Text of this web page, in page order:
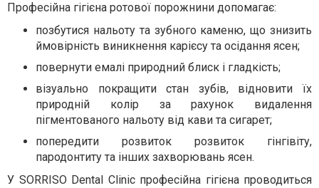
Професійна гігієна ротової порожнини допомагає:
позбутися нальоту та зубного каменю, що знизить
ймовірність виникнення карієсу та осідання ясен;
повернути емалі природний блиск і гладкість;
візуально покращити стан зубів, відновити їх
природній колір за рахунок видалення
пігментованого нальоту від кави та сигарет;
попередити розвиток розвиток гінгівіту,
пародонтиту та інших захворювань ясен.
У SORRISO Dental Clinic професійна гігієна проводиться